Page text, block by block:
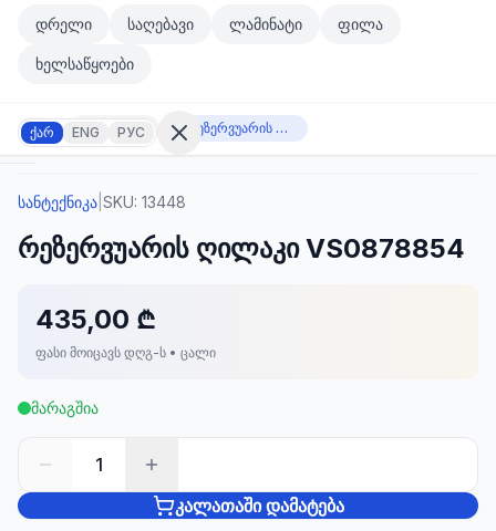
მთავარ კონტენტზე გადასვლა
მთავარ კონტენტზე გადასვლა
დრელი საღებავი ლამინატი ფილა
ხელსაწყოები
ქარ ENG РУС
შესვლა
არ
გაქვთ
ᲙᲐᲢᲔᲒᲝᲠᲘᲔᲑᲘ
სანტექნიკა რეზერვუარის ღილაკი VS0878854
სანტექნიკა SKU: 13448
რეზერვუარის ღილაკი VS0878854
435,00 ₾
ფასი მოიცავს დღგ-ს • ცალი
მარაგშია
1
კალათაში დამატება